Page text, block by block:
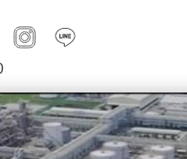
twitter instagram